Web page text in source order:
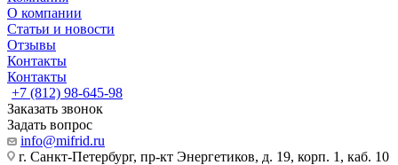
О компании
Статьи и новости
Отзывы
Контакты
Контакты
+7 (812) 98-645-98
Заказать звонок
Задать вопрос
info@mifrid.ru
г. Санкт-Петербург, пр-кт Энергетиков, д. 19, корп. 1, каб. 10